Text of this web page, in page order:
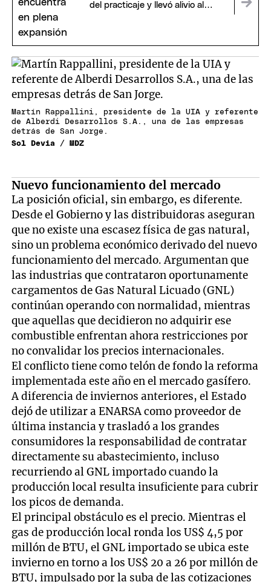
del practicaje y llevó alivio al
Martín Rappallini, presidente de la UIA y referente
de Alberdi Desarrollos S.A., una de las empresas
detrás de San Jorge.
Sol Devia / MDZ
Nuevo funcionamiento del mercado
La posición oficial, sin embargo, es diferente.
Desde el Gobierno y las distribuidoras aseguran
que no existe una escasez física de gas natural,
sino un problema económico derivado del nuevo
funcionamiento del mercado. Argumentan que
las industrias que contrataron oportunamente
cargamentos de Gas Natural Licuado (GNL)
continúan operando con normalidad, mientras
que aquellas que decidieron no adquirir ese
combustible enfrentan ahora restricciones por
no convalidar los precios internacionales.
El conflicto tiene como telón de fondo la reforma
implementada este año en el mercado gasífero.
A diferencia de inviernos anteriores, el Estado
dejó de utilizar a ENARSA como proveedor de
última instancia y trasladó a los grandes
consumidores la responsabilidad de contratar
directamente su abastecimiento, incluso
recurriendo al GNL importado cuando la
producción local resulta insuficiente para cubrir
los picos de demanda.
El principal obstáculo es el precio. Mientras el
gas de producción local ronda los US$ 4,5 por
millón de BTU, el GNL importado se ubica este
invierno en torno a los US$ 20 a 26 por millón de
BTU, impulsado por la suba de las cotizaciones